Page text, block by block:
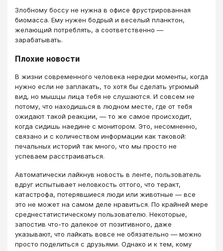
Злобному боссу не нужна в офисе фрустрированная
биомасса. Ему нужен бодрый и веселый планктон,
желающий потреблять, а соответственно —
зарабатывать.
Плохие новости
В жизни современного человека нередки моменты, когда
нужно если не заплакать, то хотя бы сделать угрюмый
вид, но мышцы лица тебя не слушаются. И совсем не
потому, что находишься в людном месте, где от тебя
ожидают такой реакции, — то же самое происходит,
когда сидишь наедине с монитором. Это, несомненно,
связано и с количеством информации как таковой:
печальных историй так много, что мы просто не
успеваем расстраиваться.
Автоматически лайкнув новость в ленте, пользователь
вдруг испытывает неловкость оттого, что теракт,
катастрофа, потерявшиеся люди или животные — все
это не может на самом деле нравиться. По крайней мере
среднестатистическому пользователю. Некоторые,
запостив что-то далекое от позитивного, даже
указывают, что лайкать вовсе не обязательно — можно
просто поделиться с друзьями. Однако и к тем, кому